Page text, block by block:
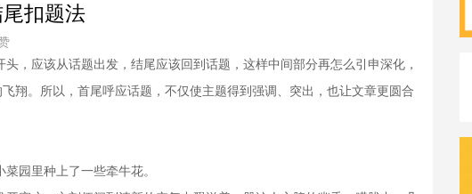
扣题法
应该从话题出发，结尾应该回到话题，这样中间部分再怎么引申深化，
翔。所以，首尾呼应话题，不仅使主题得到强调、突出，也让文章更圆合
园里种上了一些牵牛花。